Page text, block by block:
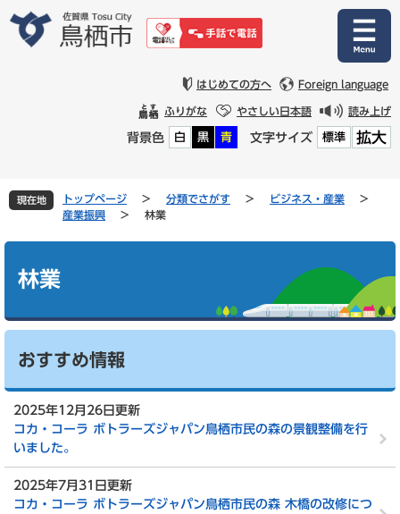
文
はじめての方へ Foreign language
ふりがな やさしい日本語 読み上げ
背景色 白 黒 青 文字サイズ 標準 拡大
現在地 トップページ > 分類でさがす > ビジネス・産業
>
産業振興
> 林業
林業
おすすめ情報
2025年12月26日更新
コカ・コーラ ボトラーズジャパン鳥栖市民の森の景観整備を行
いました。
2025年7月31日更新
コカ・コーラ ボトラーズジャパン鳥栖市民の森 木橋の改修につ